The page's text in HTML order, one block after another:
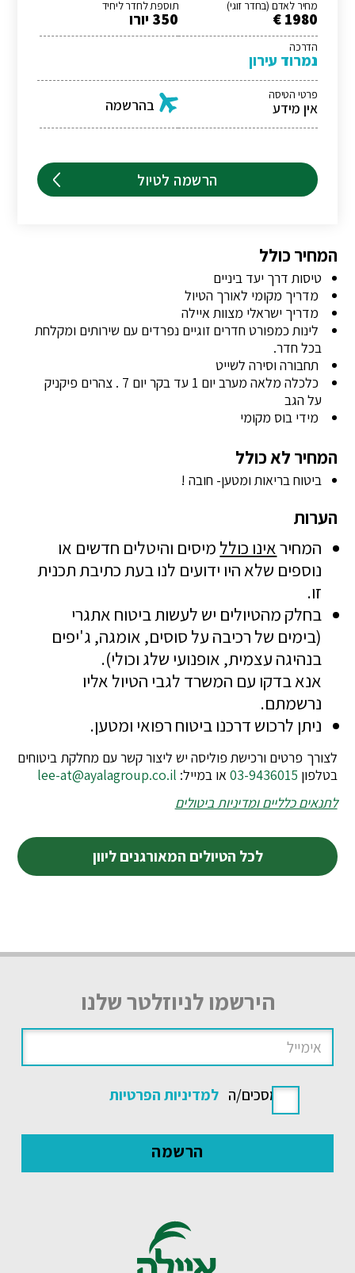
מחיר לאדם (בחדר זוגי)
1980 €
תוספת לחדר ליחיד
350 יורו
הדרכה
נמרוד עירון
פרטי הטיסה
אין מידע בהרשמה
הרשמה לטיול
המחיר כולל
טיסות דרך יעד ביניים
מדריך מקומי לאורך הטיול
מדריך ישראלי מצוות איילה
לינות כמפורט חדרים זוגיים נפרדים עם שירותים ומקלחת
בכל חדר.
תחבורה וסירה לשייט
כלכלה מלאה מערב יום 1 עד בקר יום 7 . צהרים פיקניק
על הגב
מידי בוס מקומי
המחיר לא כולל
ביטוח בריאות ומטען- חובה !
הערות
המחיראינו כולל מיסים והיטלים חדשים או
נוספים שלא היו ידועים לנו בעת כתיבת תכנית
זו.
בחלק מהטיולים יש לעשות ביטוח אתגרי
(בימים של רכיבה על סוסים, אומגה, ג'יפים
בנהיגה עצמית, אופנועי שלג וכולי).
אנא בדקו עם המשרד לגבי הטיול אליו
נרשמתם.
ניתן לרכוש דרכנו ביטוח רפואי ומטען.
לצורך פרטים ורכישת פוליסה יש ליצור קשר עם מחלקת ביטוחים
בטלפון 03-9436015 או במייל: lee-at@ayalagroup.co.il
לתנאים כלליים ומדיניות ביטולים
לכל הטיולים המאורגנים ליוון
הירשמו לניוזלטר שלנו
אני מסכים/ה למדיניות הפרטיות